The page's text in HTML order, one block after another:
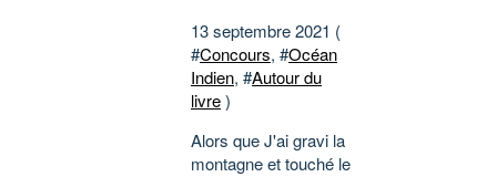
13 septembre 2021 (
#Concours, #Océan
Indien, #Autour du
livre)
Alors que J'ai gravi la
montagne et touché le